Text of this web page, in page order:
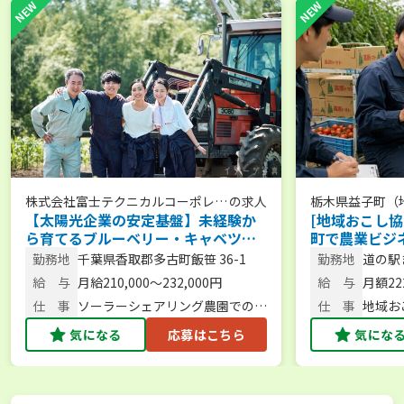
株式会社富士テクニカルコーポレー
ション
の求人
【太陽光企業の安定基盤】未経験か
ら育てるブルーベリー・キャベツ等
の栽培／将来の管理者候補／完全週
休2日制／UIターン補助あり
勤務地 千葉県香取郡多古町飯笹 36-1
給 与 月給210,000～232,000円
仕 事 ソーラーシェアリング農園での栽
培業務および将来の管理者候補
気になる 応募はこちら
栃木県益子町（
[地域おこし
町で農業ビジ
22.2万円／
は相談から
勤務地 道の
子町
給 与 月額
仕 事 地域
支え
支管理
気にな